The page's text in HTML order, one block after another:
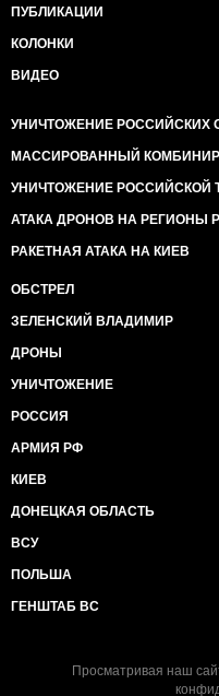
ПУБЛИКАЦИИ
КОЛОНКИ
ВИДЕО
УНИЧТОЖЕНИЕ РОССИЙСКИХ
МАССИРОВАННЫЙ
УНИЧТОЖЕНИЕ РОССИЙСКОЙ
АТАКА ДРОНОВ НА РЕГИОНЫ
РАКЕТНАЯ АТАКА НА КИЕВ
ОБСТРЕЛ
ЗЕЛЕНСКИЙ ВЛАДИМИР
ДРОНЫ
УНИЧТОЖЕНИЕ
РОССИЯ
АРМИЯ РФ
КИЕВ
ДОНЕЦКАЯ ОБЛАСТЬ
ВСУ
ПОЛЬША
ГЕНШТАБ ВС
Просматривая наш